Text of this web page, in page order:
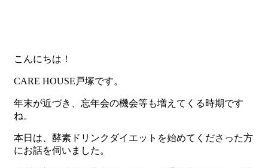
こんにちは！
CARE HOUSE戸塚です。
年末が近づき、忘年会の機会等も増えてくる時期です
ね。
本日は、酵素ドリンクダイエットを始めてくださった方
にお話を伺いました。